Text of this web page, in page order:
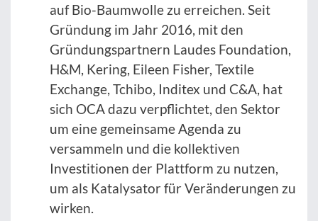
auf Bio-Baumwolle zu erreichen. Seit
Gründung im Jahr 2016, mit den
Gründungspartnern Laudes Foundation,
H&M, Kering, Eileen Fisher, Textile
Exchange, Tchibo, Inditex und C&A, hat
sich OCA dazu verpflichtet, den Sektor
um eine gemeinsame Agenda zu
versammeln und die kollektiven
Investitionen der Plattform zu nutzen,
um als Katalysator für Veränderungen zu
wirken.